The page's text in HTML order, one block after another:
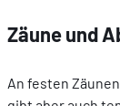
Zäune und
An festen